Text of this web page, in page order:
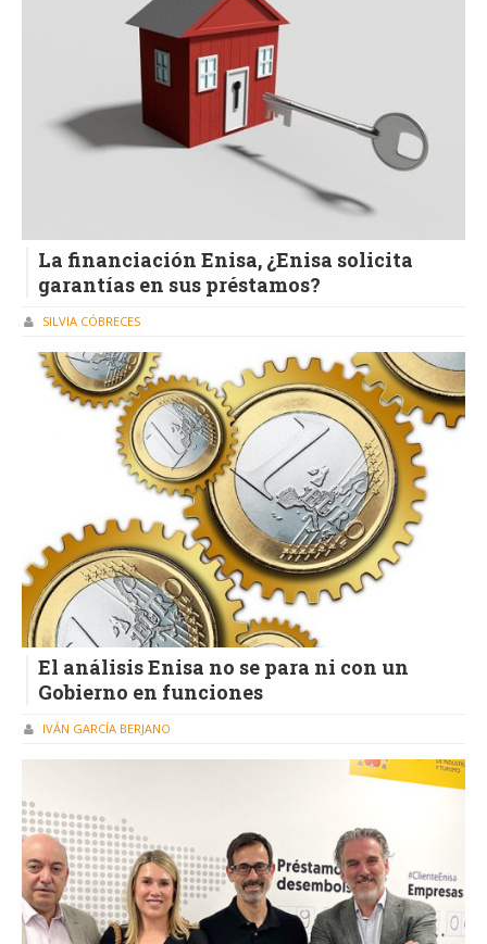
La financiación Enisa, ¿Enisa solicita
garantías en sus préstamos?
SILVIA CÓBRECES
El análisis Enisa no se para ni con un
Gobierno en funciones
IVÁN GARCÍA BERJANO